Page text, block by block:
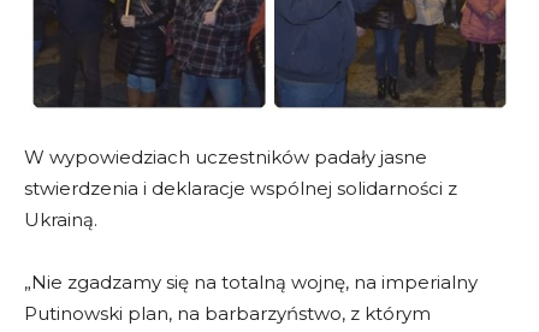
W wypowiedziach uczestników padały jasne
stwierdzenia i deklaracje wspólnej solidarności z
Ukrainą.
„Nie zgadzamy się na totalną wojnę, na imperialny
Putinowski plan, na barbarzyństwo, z którym